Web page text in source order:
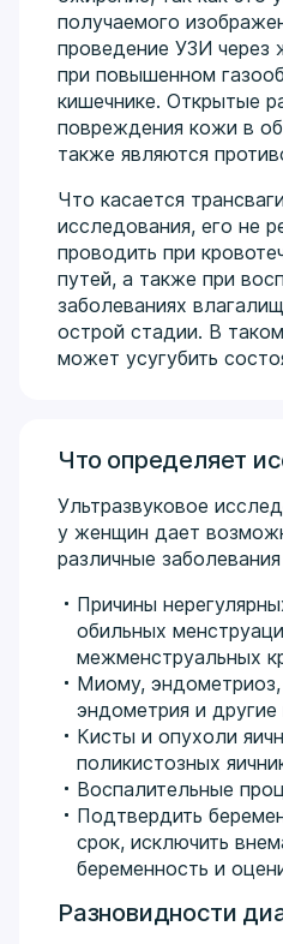
получаемого
проведение УЗИ через
при повышенном
кишечнике. Открытые
повреждения кожи в
также являются
Что касается
исследования, его не
проводить при
путей, а также при
заболеваниях
острой стадии. В
может усугубить
Что определяет
Ультразвуковое
у женщин дает
различные
Причины
обильных
межменструальных
Миому,
эндометрия и другие
Кисты и опухоли
поликистозных
Воспалительные
Подтвердить
срок, исключить
беременность и
Разновидности